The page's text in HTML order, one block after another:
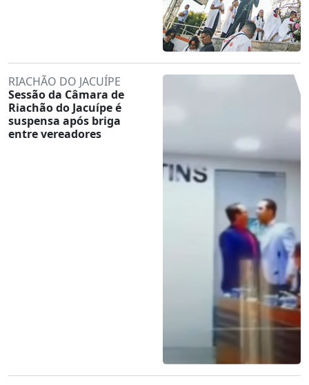
RIACHÃO DO JACUÍPE
Sessão da Câmara de
Riachão do Jacuípe é
suspensa após briga
entre vereadores